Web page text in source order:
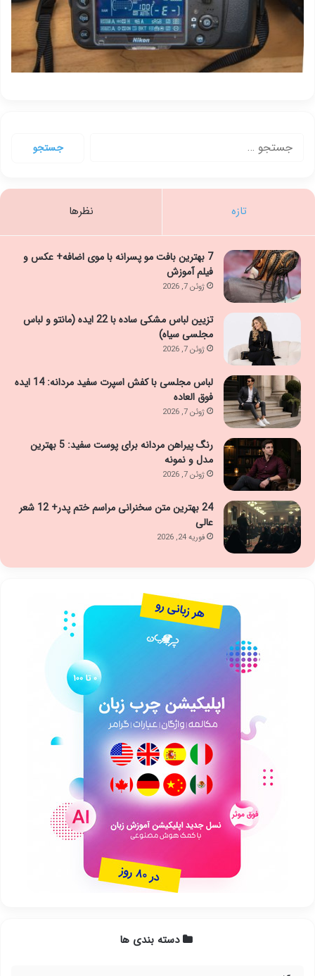
تازه نظرها
7 بهترین بافت مو پسرانه با موی اضافه+ عکس و
فیلم آموزش
ژوئن 7, 2026
تزیین لباس مشکی ساده با 22 ایده (مانتو و لباس
مجلسی سیاه)
ژوئن 7, 2026
لباس مجلسی با کفش اسپرت سفید مردانه: 14 ایده
فوق العاده
ژوئن 7, 2026
رنگ پیراهن مردانه برای پوست سفید: 5 بهترین
مدل و نمونه
ژوئن 7, 2026
24 بهترین متن سخنرانی مراسم ختم پدر+ 12 شعر
عالی
فوریه 24, 2026
دسته بندی ها